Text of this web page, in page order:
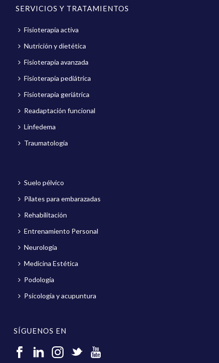
SERVICIOS Y TRATAMIENTOS
Fisioterapia activa
Nutrición y dietética
Fisioterapia avanzada
Fisioterapia pediátrica
Fisioterapia geriátrica
Readaptación funcional
Linfedema
Traumatología
Suelo pélvico
Pilates para embarazadas
Rehabilitación
Entrenamiento Personal
Neurología
Medicina Estética
Podología
Psicología y acupuntura
SÍGUENOS EN